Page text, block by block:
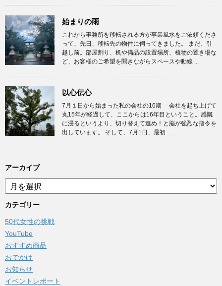
始まりの雨
これから事務所を移転される方が事業風水をご依頼くださ
って、先日、移転先の物件に伺ってきました。 まだ、引
越し前。部屋割り、机や備品の設置場所、植物の置き場な
ど、お客様のご希望を聞きながらスペースや動線 ...
以心伝心
7月１日から始まった私の会社の16期 会社を起ち上げて
丸15年が経過して、ここからは16年目ということ。感慨
に浸るというより、切り替えて進め！と脳が強烈な指令を
出しています。 そして、7月1日、最初 ...
アーカイブ
ア
ー
カ
ブ
カテゴリー
50代女性の挑戦
YouTube
おすすめ商品
おでかけ
お知らせ
イベントレポート